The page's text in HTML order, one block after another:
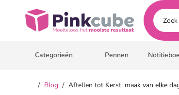
Pinkcube
Categorieën Pennen
/ Blog / Aftellen tot Kerst: maak van elke